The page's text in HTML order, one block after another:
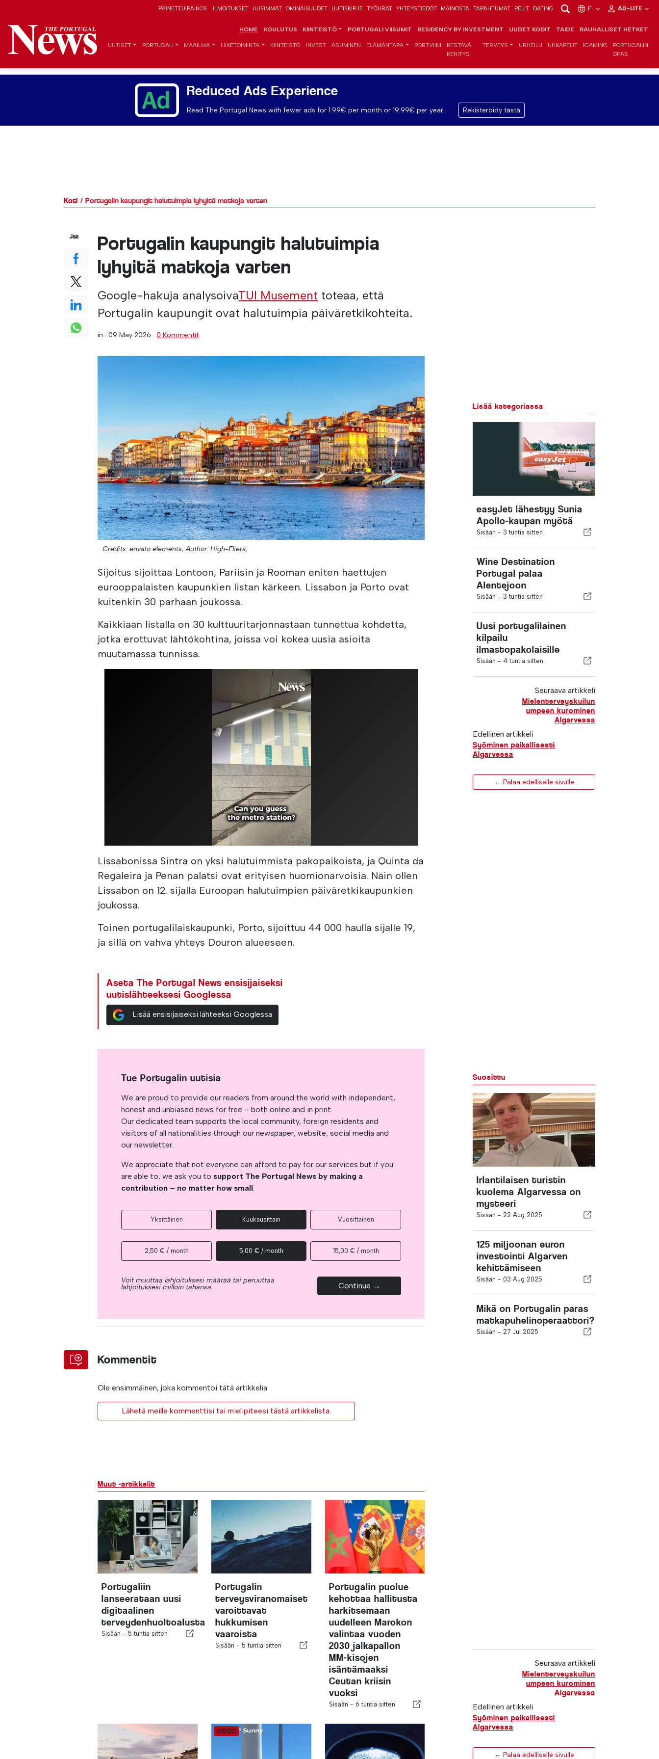
PAINETTU PAINOS ILMOITUKSET UUSIMMAT OMINAISUUDET UUTISKIRJE TYÖURAT YHTEYSTIEDOT MAINOSTA TAPAHTUMAT PELIT DATING FI AD-LITE
HOME KOULUTUS KIINTEISTÖ PORTUGALI VIISUMIT RESIDENCY BY INVESTMENT UUDET KODIT TAIDE RAUHALLISET HETKET
UUTISET PORTUGALI MAAILMA LIIKETOIMINTA KIINTEISTÖ INVEST ASUMINEN ELÄMÄNTAPA PORTVIINI
KESTÄVÄ
KEHITYS
TERVEYS URHEILU UHKAPELIT IGAMING
PORTUGALIN
OPAS
Reduced Ads Experience
Read The Portugal News with fewer ads for 1.99€ per month or 19.99€ per year. Rekisteröidy tästä
Koti Portugalin kaupungit halutuimpia lyhyitä matkoja varten
Portugalin kaupungit halutuimpia
lyhyitä matkoja varten
Google-hakuja analysoivaTUI Musement toteaa, että
Portugalin kaupungit ovat halutuimpia päiväretkikohteita.
in ·09 May 2026 ·0 Kommentit
Credits: envato elements; Author: High-Fliers;
Sijoitus sijoittaa Lontoon, Pariisin ja Rooman eniten haettujen
eurooppalaisten kaupunkien listan kärkeen. Lissabon ja Porto ovat
kuitenkin 30 parhaan joukossa.
Kaikkiaan listalla on 30 kulttuuritarjonnastaan tunnettua kohdetta,
jotka erottuvat lähtökohtina, joissa voi kokea uusia asioita
muutamassa tunnissa.
Lissabonissa Sintra on yksi halutuimmista pakopaikoista, ja Quinta da
Regaleira ja Penan palatsi ovat erityisen huomionarvoisia. Näin ollen
Lissabon on 12. sijalla Euroopan halutuimpien päiväretkikaupunkien
joukossa.
Toinen portugalilaiskaupunki, Porto, sijoittuu 44 000 haulla sijalle 19,
ja sillä on vahva yhteys Douron alueeseen.
Aseta The Portugal News ensisijaiseksi
uutislähteeksesi Googlessa
Lisää ensisijaiseksi lähteeksi Googlessa
Jaa
Lisää kategoriassa
easyJet lähestyy Sunia
Apollo-kaupan myötä
Sisään - 3 tuntia sitten
Wine Destination
Portugal palaa
Alentejoon
Sisään - 3 tuntia sitten
Uusi portugalilainen
kilpailu
ilmastopakolaisille
Sisään - 4 tuntia sitten
Seuraava artikkeli
Mielenterveyskuilun
umpeen kurominen
Algarvessa
Edellinen artikkeli
Syöminen paikallisesti
Algarvessa
← Palaa edelliselle sivulle
Tue Portugalin uutisia
We are proud to provide our readers from around the world with independent,
honest and unbiased news for free – both online and in print.
Our dedicated team supports the local community, foreign residents and
visitors of all nationalities through our newspaper, website, social media and
our newsletter.
We appreciate that not everyone can afford to pay for our services but if you
are able to, we ask you to support The Portugal News by making a
contribution – no matter how small.
Yksittäinen Kuukausittain Vuosittainen
2,50 € / month 5,00 € / month 15,00 € / month
Voit muuttaa lahjoituksesi määrää tai peruuttaa
lahjoituksesi milloin tahansa. Continue →
Kommentit
Ole ensimmäinen, joka kommentoi tätä artikkelia
Lähetä meille kommenttisi tai mielipiteesi tästä artikkelista.
Suosittu
Irlantilaisen turistin
kuolema Algarvessa on
mysteeri
Sisään - 22 Aug 2025
125 miljoonan euron
investointi Algarven
kehittämiseen
Sisään - 03 Aug 2025
Mikä on Portugalin paras
matkapuhelinoperaattori?
Sisään - 27 Jul 2025
Muut -artikkelit
Portugaliin
lanseerataan uusi
digitaalinen
terveydenhuoltoalusta
Sisään -5 tuntia sitten
Portugalin
terveysviranomaiset
varoittavat
hukkumisen
vaaroista
Sisään -5 tuntia sitten
Portugalin puolue
kehottaa hallitusta
harkitsemaan
uudelleen Marokon
valintaa vuoden
2030 jalkapallon
MM-kisojen
isäntämaaksi
Ceutan kriisin
vuoksi
Sisään - 6 tuntia sitten
Seuraava artikkeli
Mielenterveyskuilun
umpeen kurominen
Algarvessa
Edellinen artikkeli
Syöminen paikallisesti
Algarvessa
← Palaa edelliselle sivulle